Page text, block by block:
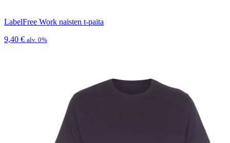
LabelFree Work naisten t-paita
9,40 € alv. 0%